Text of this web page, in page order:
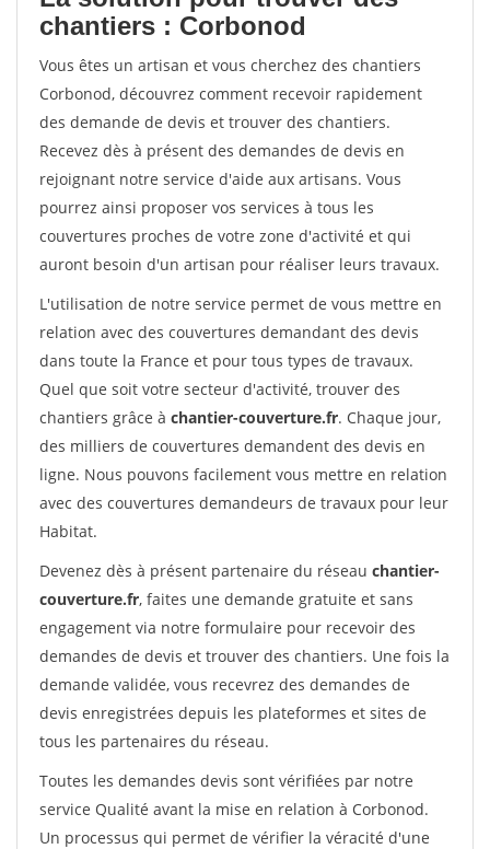
chantiers : Corbonod
Vous êtes un artisan et vous cherchez des chantiers
Corbonod, découvrez comment recevoir rapidement
des demande de devis et trouver des chantiers.
Recevez dès à présent des demandes de devis en
rejoignant notre service d'aide aux artisans. Vous
pourrez ainsi proposer vos services à tous les
couvertures proches de votre zone d'activité et qui
auront besoin d'un artisan pour réaliser leurs travaux.
L'utilisation de notre service permet de vous mettre en
relation avec des couvertures demandant des devis
dans toute la France et pour tous types de travaux.
Quel que soit votre secteur d'activité, trouver des
chantiers grâce à chantier-couverture.fr. Chaque jour,
des milliers de couvertures demandent des devis en
ligne. Nous pouvons facilement vous mettre en relation
avec des couvertures demandeurs de travaux pour leur
Habitat.
Devenez dès à présent partenaire du réseau chantier-
couverture.fr, faites une demande gratuite et sans
engagement via notre formulaire pour recevoir des
demandes de devis et trouver des chantiers. Une fois la
demande validée, vous recevrez des demandes de
devis enregistrées depuis les plateformes et sites de
tous les partenaires du réseau.
Toutes les demandes devis sont vérifiées par notre
service Qualité avant la mise en relation à Corbonod.
Un processus qui permet de vérifier la véracité d'une